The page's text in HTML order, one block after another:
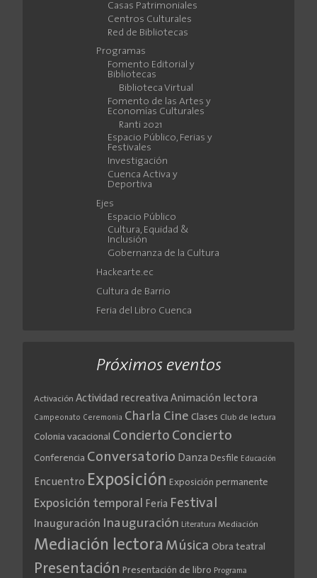
Casas Patrimoniales
Centros Culturales
Red de Bibliotecas
Programas
Fomento Editorial y
Bibliotecas
Biblioteca Virtual
Fomento de las Artes y
Economías Culturales
Ranti 2021
Espacio Público, Ferias y
Festivales
Investigación
Cuenca Activa y
Deportiva
Ejes
Espacio Público
Cultura, Equidad &
Inclusión
Gobernanza de la Cultura
Hackearte.ec
Cultura de Barrio
Feria del Libro Cuenca
Próximos eventos
Activación Actividad recreativa Animación lectora
Campeonato Ceremonia Charla Cine Clases Club de lectura
Colonia vacacional Concierto Concierto
Conferencia Conversatorio Danza Desfile Educación
Encuentro Exposición Exposición permanente
Exposición temporal Feria Festival
Inauguración Inauguración Literatura Mediación
Mediación lectora Música Obra teatral
Presentación Presentación de libro Programa